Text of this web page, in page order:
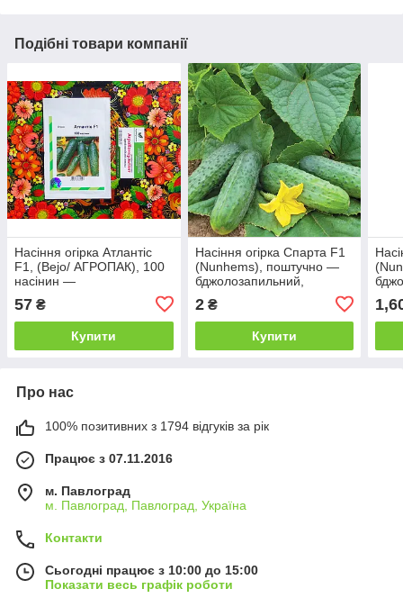
Подібні товари компанії
Насіння огірка Атлантіс
F1, (Bejo/ АГРОПАК), 100
насінин —
бджолозапильний, ранній
гібрид (42-45 днів)
57 ₴
Купити
Насіння огірка Спарта F1
(Nunhems), поштучно —
бджолозапильний,
ультраранній гібрид (40-42
дні), корнішон
2₴
Купити
Про нас
100% позитивних з 1794 відгуків за рік
Працює з 07.11.2016
м. Павлоград
м. Павлоград, Павлоград, Україна
Контакти
Сьогодні працює з 10:00 до 15:00
Показати весь графік роботи